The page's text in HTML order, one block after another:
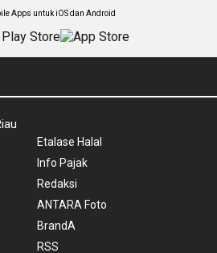
Apps untuk iOS dan Android
Etalase Halal
Info Pajak
Redaksi
ANTARA Foto
BrandA
RSS